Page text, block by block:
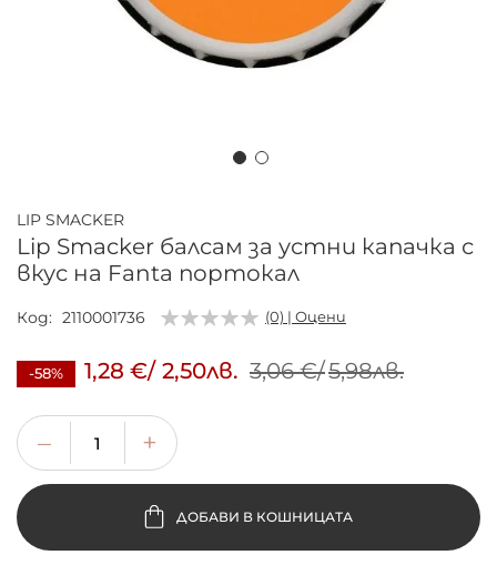
към
началото
на
галерия
със
Lip Smacker балсам за устни капачка с
вкус на Fanta портокал
LIP SMACKER
Код 2110001736 (0) | Оцени
-58% 1,28 €/ 2,50лв. 3,06 €/5,98лв.
ДОБАВИ В КОШНИЦАТА